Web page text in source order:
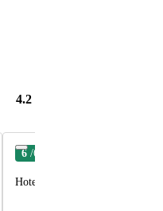
4.2
6 /6
Hotel i Bulharsko mile překvapilo